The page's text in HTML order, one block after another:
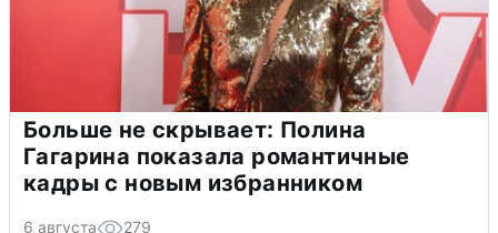
Больше не скрывает: Полина
Гагарина показала романтичные
кадры с новым избранником
6 августа 279